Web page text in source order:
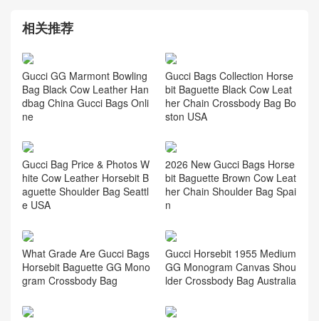
相关推荐
Gucci GG Marmont Bowling
Bag Black Cow Leather Han
dbag China Gucci Bags Onli
ne
Gucci Bags Collection Horse
bit Baguette Black Cow Leat
her Chain Crossbody Bag Bo
ston USA
Gucci Bag Price & Photos W
hite Cow Leather Horsebit B
aguette Shoulder Bag Seattl
e USA
2026 New Gucci Bags Horse
bit Baguette Brown Cow Leat
her Chain Shoulder Bag Spai
n
What Grade Are Gucci Bags
Horsebit Baguette GG Mono
gram Crossbody Bag
Gucci Horsebit 1955 Medium
GG Monogram Canvas Shou
lder Crossbody Bag Australia